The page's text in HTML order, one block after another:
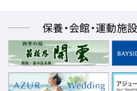
保養・会館・運動施